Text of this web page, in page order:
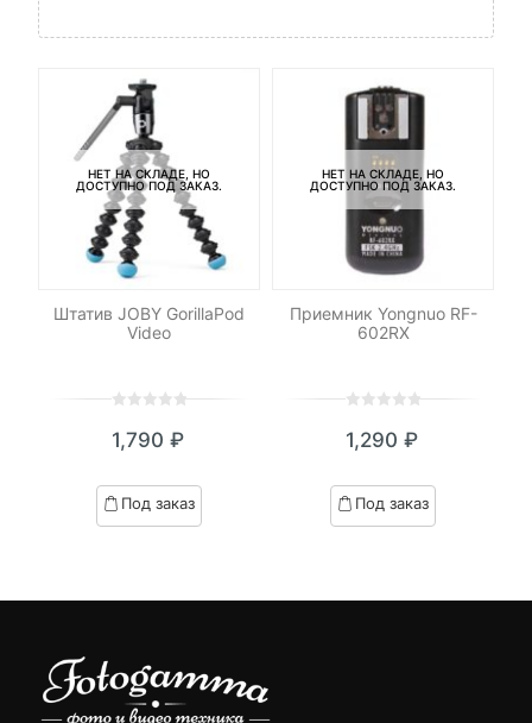
НЕТ НА СКЛАДЕ, НО
ДОСТУПНО ПОД ЗАКАЗ.
Штатив JOBY GorillaPod
Video
out
based
on
1,790 ₽
Под заказ
НЕТ НА СКЛАДЕ, НО
ДОСТУПНО ПОД ЗАКАЗ.
Приемник Yongnuo RF-
602RX
out
based
on
1,290 ₽
Под заказ